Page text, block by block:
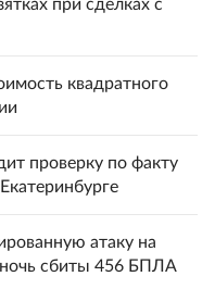
при сделках с
квадратного
проверку по факту
атаку на
сбиты 456 БПЛА